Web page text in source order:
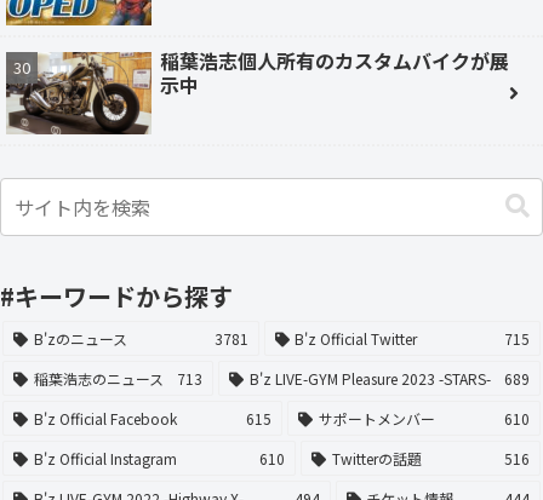
稲葉浩志個人所有のカスタムバイクが展
示中
#キーワードから探す
B'zのニュース 3781 B'z Official Twitter
715
稲葉浩志のニュース
713 B'z LIVE-GYM Pleasure 2023 -STARS-
689
B'z Official Facebook
615 サポートメンバー
610
B'z Official Instagram
610 Twitterの話題
516